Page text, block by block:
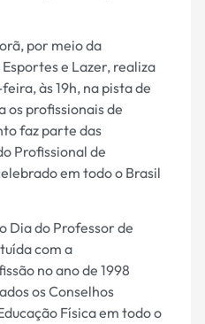
por meio da
e Lazer, realiza
às 19h, na pista de
os profissionais de
faz parte das
Profissional de
em todo o Brasil
Dia do Professor de
com a
no ano de 1998
os Conselhos
Física em todo o